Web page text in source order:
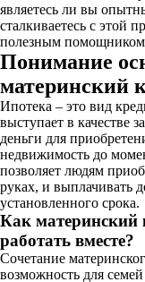
являетесь ли вы
сталкиваетесь с этой
полезным помощником
Понимание
материнский
Ипотека – это вид
выступает в качестве
деньги для
недвижимость до
позволяет людям
руках, и выплачивать
установленного срока.
Как материнский
работать вместе?
Сочетание
возможность для